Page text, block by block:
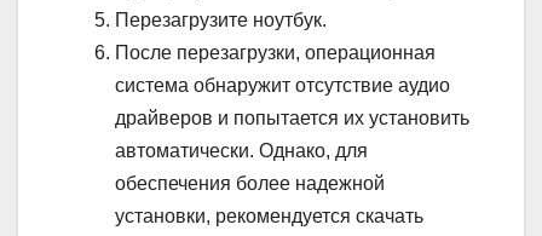
Перезагрузите ноутбук.
После перезагрузки, операционная
система обнаружит отсутствие аудио
драйверов и попытается их установить
автоматически. Однако, для
обеспечения более надежной
установки, рекомендуется скачать